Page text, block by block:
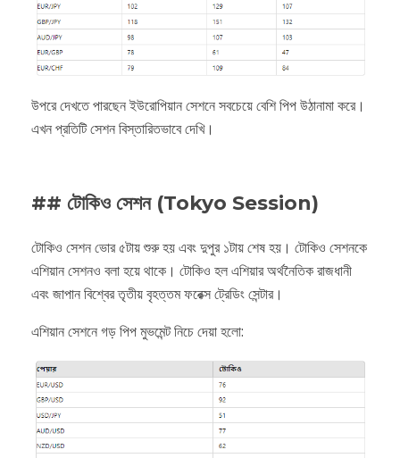
উপরে দেখতে পারছেন ইউরোপিয়ান সেশনে সবচেয়ে বেশি পিপ উঠানামা করে।
এখন প্রতিটি সেশন বিস্তারিতভাবে দেখি।
## টোকিও সেশন (Tokyo Session)
টোকিও সেশন ভোর ৫টায় শুরু হয় এবং দুপুর ১টায় শেষ হয়। টোকিও সেশনকে
এশিয়ান সেশনও বলা হয়ে থাকে। টোকিও হল এশিয়ার অর্থনৈতিক রাজধানী
এবং জাপান বিশ্বের তৃতীয় বৃহত্তম ফরেক্স ট্রেডিং সেন্টার।
এশিয়ান সেশনে গড় পিপ মুভমেন্ট নিচে দেয়া হলো: